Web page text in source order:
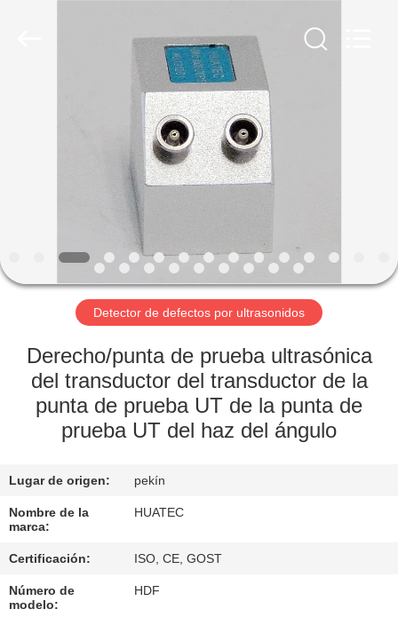
PRODUCTOS
NOSOTROS
VIAJE
LA
FÁBRICA
CONTROL
CALIDAD
ÉNTRENOS
EN
CONTACTO
Detector de defectos por ultrasonidos
Derecho/punta de prueba ultrasónica
del transductor del transductor de la
punta de prueba UT de la punta de
prueba UT del haz del ángulo
Lugar de origen: pekín
Nombre de la
marca:
HUATEC
Certificación: ISO, CE, GOST
Número de
modelo:
HDF